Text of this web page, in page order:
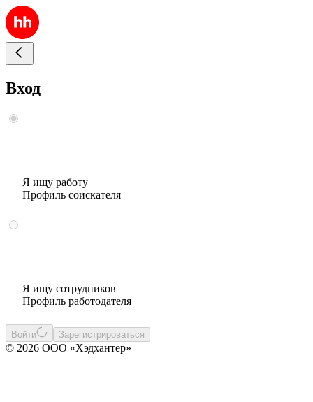
Вход
Я ищу работу
Профиль соискателя
Я ищу сотрудников
Профиль работодателя
Войти Зарегистрироваться
© 2026 ООО «Хэдхантер»